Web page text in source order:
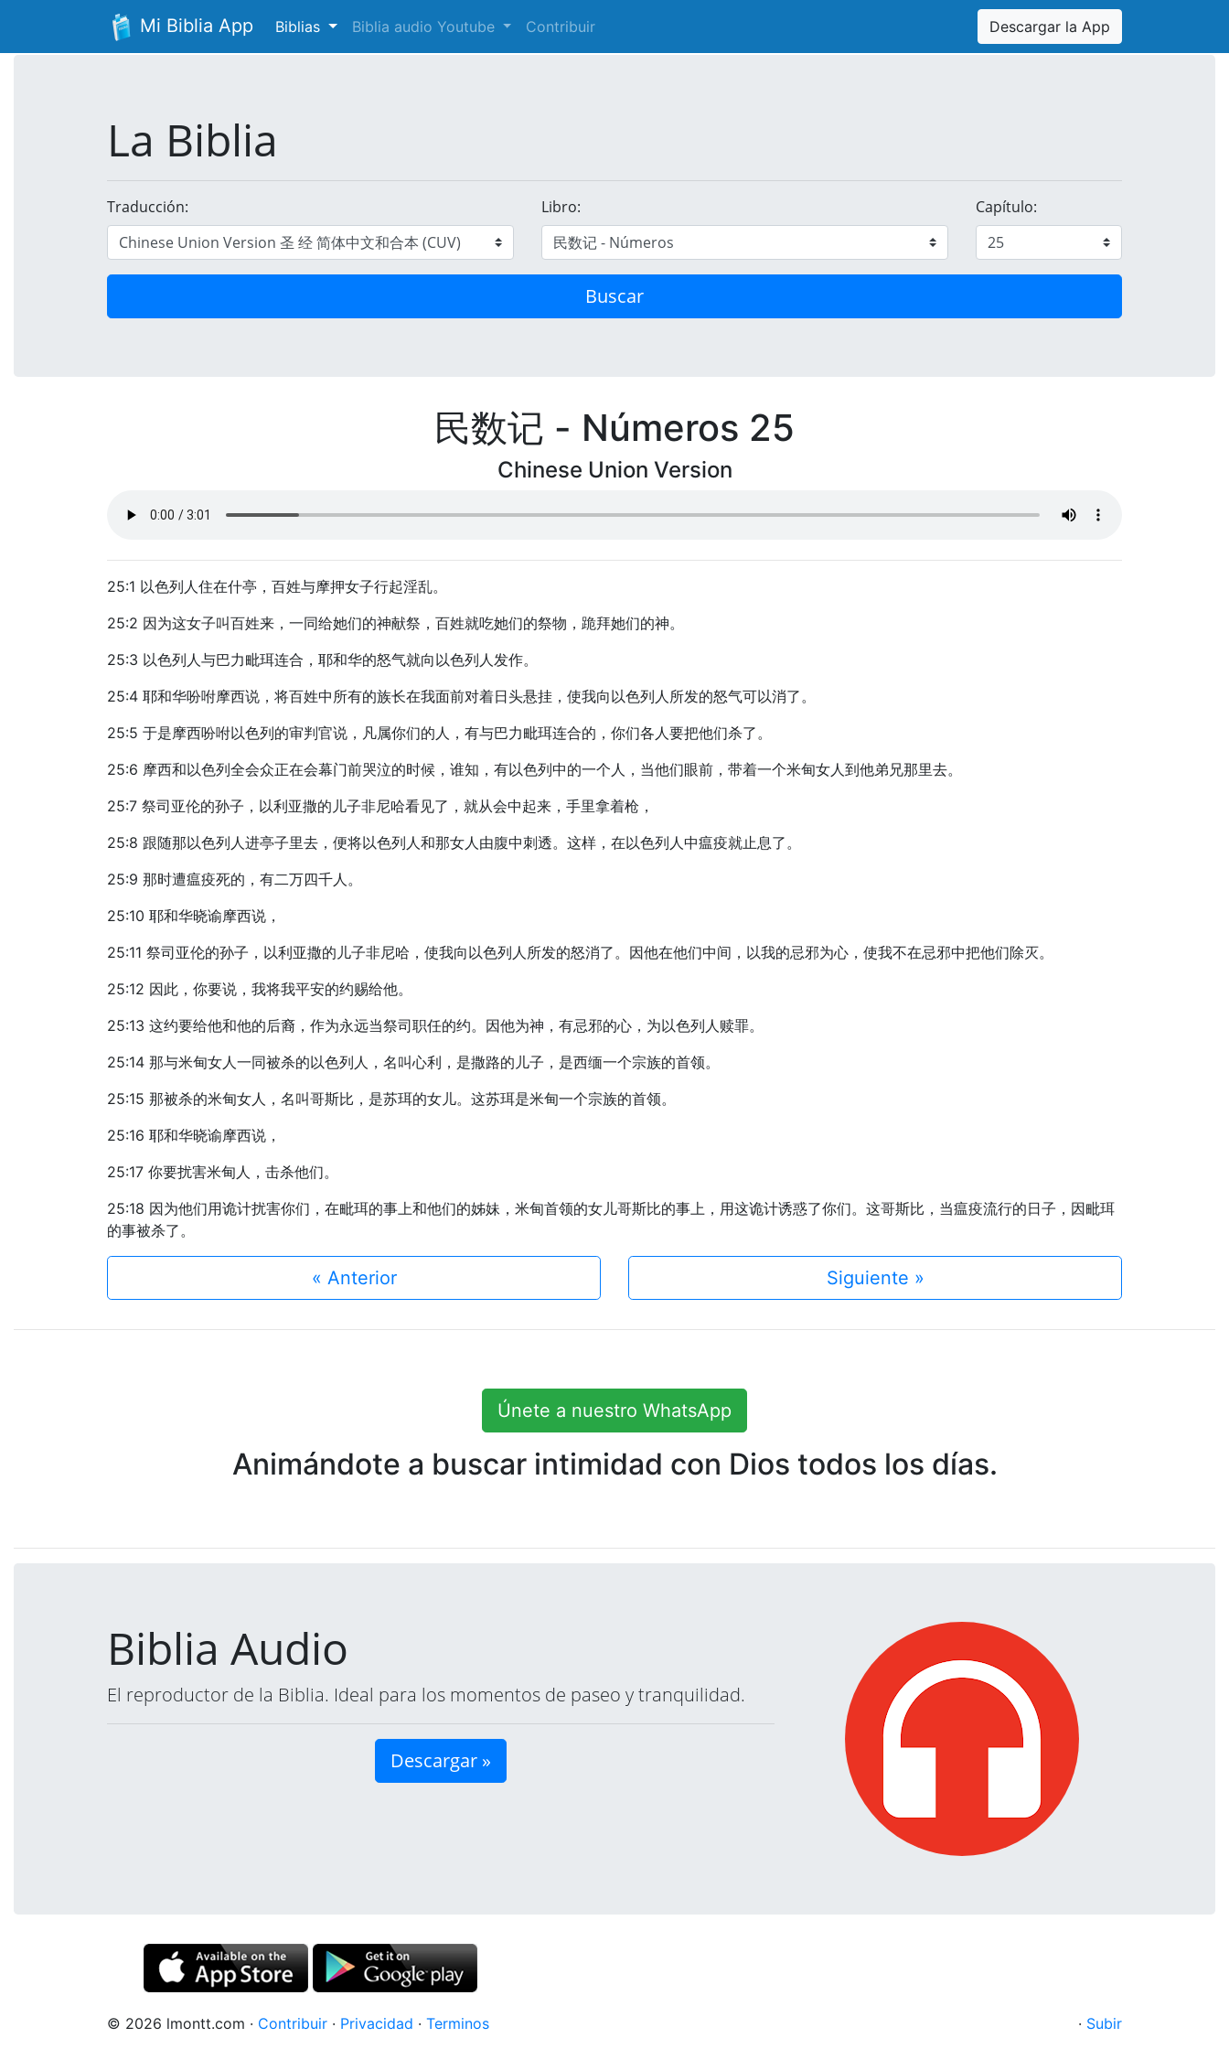
Mi Biblia App Biblias Biblia audio Youtube Contribuir Descargar la App
La Biblia
Traducción: Libro: Capítulo:
Buscar
民数记 - Números 25
Chinese Union Version
25:1 以色列人住在什亭，百姓与摩押女子行起淫乱。
25:2 因为这女子叫百姓来，一同给她们的神献祭，百姓就吃她们的祭物，跪拜她们的神。
25:3 以色列人与巴力毗珥连合，耶和华的怒气就向以色列人发作。
25:4 耶和华吩咐摩西说，将百姓中所有的族长在我面前对着日头悬挂，使我向以色列人所发的怒气可以消了。
25:5 于是摩西吩咐以色列的审判官说，凡属你们的人，有与巴力毗珥连合的，你们各人要把他们杀了。
25:6 摩西和以色列全会众正在会幕门前哭泣的时候，谁知，有以色列中的一个人，当他们眼前，带着一个米甸女人到他弟兄那里去。
25:7 祭司亚伦的孙子，以利亚撒的儿子非尼哈看见了，就从会中起来，手里拿着枪，
25:8 跟随那以色列人进亭子里去，便将以色列人和那女人由腹中刺透。这样，在以色列人中瘟疫就止息了。
25:9 那时遭瘟疫死的，有二万四千人。
25:10 耶和华晓谕摩西说，
25:11 祭司亚伦的孙子，以利亚撒的儿子非尼哈，使我向以色列人所发的怒消了。因他在他们中间，以我的忌邪为心，使我不在忌邪中把他们除灭。
25:12 因此，你要说，我将我平安的约赐给他。
25:13 这约要给他和他的后裔，作为永远当祭司职任的约。因他为神，有忌邪的心，为以色列人赎罪。
25:14 那与米甸女人一同被杀的以色列人，名叫心利，是撒路的儿子，是西缅一个宗族的首领。
25:15 那被杀的米甸女人，名叫哥斯比，是苏珥的女儿。这苏珥是米甸一个宗族的首领。
25:16 耶和华晓谕摩西说，
25:17 你要扰害米甸人，击杀他们。
25:18 因为他们用诡计扰害你们，在毗珥的事上和他们的姊妹，米甸首领的女儿哥斯比的事上，用这诡计诱惑了你们。这哥斯比，当瘟疫流行的日子，因毗珥
的事被杀了。
« Anterior Siguiente »
Únete a nuestro WhatsApp
Animándote a buscar intimidad con Dios todos los días.
Biblia Audio
El reproductor de la Biblia. Ideal para los momentos de paseo y tranquilidad.
Descargar »
· Subir
© 2026 lmontt.com · Contribuir · Privacidad · Terminos